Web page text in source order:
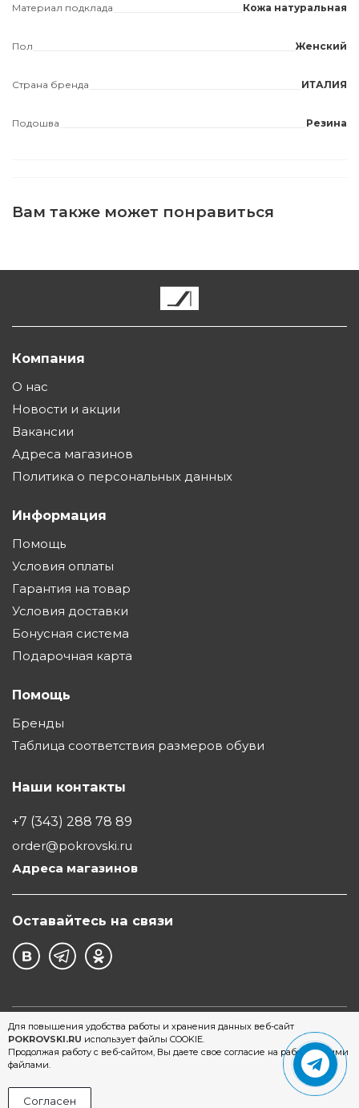
Для повышения удобства работы и хранения данных веб-сайт
POKROVSKI.RU использует файлы COOKIE.
Продолжая работу с веб-сайтом, Вы даете свое согласие на работу с этими
файлами.
Согласен
Материал подклада Кожа натуральная
Пол Женский
Страна бренда ИТАЛИЯ
Подошва Резина
Вам также может понравиться
Компания
О нас
Новости и акции
Вакансии
Адреса магазинов
Политика о персональных данных
Информация
Помощь
Условия оплаты
Гарантия на товар
Условия доставки
Бонусная система
Подарочная карта
Помощь
Бренды
Таблица соответствия размеров обуви
Наши контакты
+7 (343) 288 78 89
order@pokrovski.ru
Адреса магазинов
Оставайтесь на связи
©1997 - 2026 Обувной Дом "Покровский" - сеть
магазинов обуви в Екатеринбурге